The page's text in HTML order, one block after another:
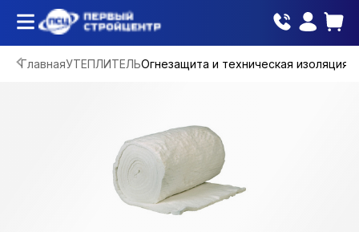
ГлавнаяУТЕПЛИТЕЛЬОгнезащита и техническая изоляция